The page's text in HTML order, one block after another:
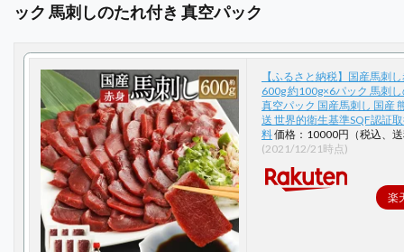
ック 馬刺しのたれ付き 真空パック
【ふるさと納税】国産馬刺
600g 約100g×6パック 馬刺
真空パック 国産馬刺し 国産
送 世界的衛生基準SQF認証
料価格：10000円（税込、
(2021/12/21時点)
楽